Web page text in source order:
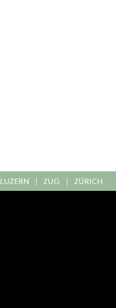
LUZERN | ZUG | ZÜRICH